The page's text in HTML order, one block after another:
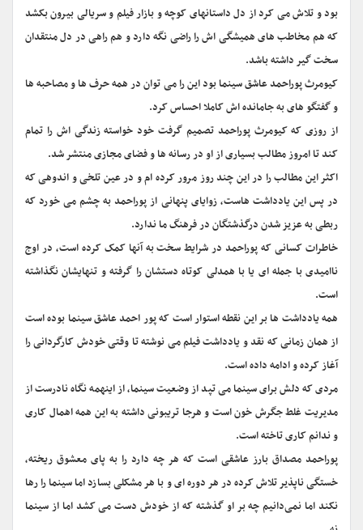
بود و تلاش می کرد از دل داستانهای کوچه و بازار فیلم و سریالی بیرون بکشد
که هم مخاطب های همیشگی اش را راضی نگه دارد و هم راهی در دل منتقدان
سخت گیر داشته باشد.
کیومرث پوراحمد عاشق سینما بود این را می توان در همه حرف ها و مصاحبه ها
و گفتگو های به جامانده اش کاملا احساس کرد.
از روزی که کیومرث پوراحمد تصمیم گرفت خود خواسته زندگی اش را تمام
کند تا امروز مطالب بسیاری از او در رسانه ها و فضای مجازی منتشر شد.
اکثر این مطالب را در این چند روز مرور کرده ام و در عین تلخی و اندوهی که
در پس این یادداشت هاست، زوایای پنهانی از پوراحمد به چشم می خورد که
ربطی به عزیز شدن درگذشتگان در فرهنگ ما ندارد.
خاطرات کسانی که پوراحمد در شرایط سخت به آنها کمک کرده است، در اوج
ناامیدی با جمله ای یا با همدلی کوتاه دستشان را گرفته و تنهایشان نگذاشته
است.
همه یادداشت ها بر این نقطه استوار است که پور احمد عاشق سینما بوده است
از همان زمانی که نقد و یادداشت فیلم می نوشته تا وقتی خودش کارگردانی را
آغاز کرده و ادامه داده است.
مردی که دلش برای سینما می تپد از وضعیت سینما، از اینهمه نگاه نادرست از
مدیریت غلط جگرش خون است و هرجا تریبونی داشته به این همه اهمال کاری
و ندانم کاری تاخته است.
پوراحمد مصداق بارز عاشقی است که هر چه دارد را به پای معشوق ریخته،
خستگی ناپذیر تلاش کرده در هر دوره ای و با هر مشکلی بسازد اما سینما را رها
نکند اما نمی‌دانیم چه بر او گذشته که از خودش دست می کشد اما از سینما